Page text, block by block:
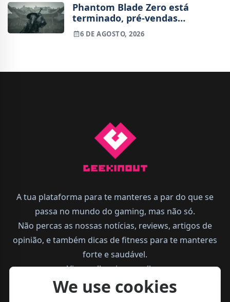
Phantom Blade Zero está
terminado, pré-vendas
começam na próxima semana
6 DE AGOSTO, 2026
A tua plataforma para te manteres a par do que se
passa no mundo do gaming, mas não só.
Não percas as nossas notícias, reviews, artigos de
opinião, e também dicas de fitness para te manteres
forte e saudável.
Vive melhor, joga melhor.
We use cookies